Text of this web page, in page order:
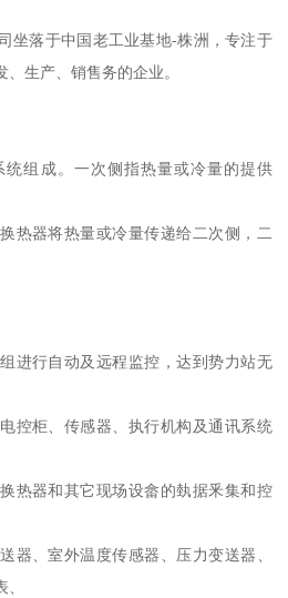
坐落于中国老工业基地-株洲，专注于
生产、销售务的企业。
组成。一次侧指热量或冷量的提供
热器将热量或冷量传递给二次侧，二
进行自动及远程监控，达到势力站无
控柜、传感器、执行机构及通讯系统
热器和其它现场设畲的埶据釆集和控
器、室外温度传感器、压力变送器、